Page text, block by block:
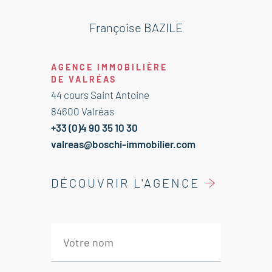
bains. A voir.
---Premier étage
Entrée 5.50 m²
Pièce de vie avec cuisine 66 m²
Couloir 5 m²
2 chambres avec placard 9.50 et 10
WC 2 m²
Dégagement 6 m²
Dressing 8 m²
Françoise BAZILE
AGENCE IMMOBILIÈRE
DE VALRÉAS
44 cours Saint Antoine
84600 Valréas
+33 (0)4 90 35 10 30
valreas@boschi-immobilier.com
DÉCOUVRIR L'AGENCE